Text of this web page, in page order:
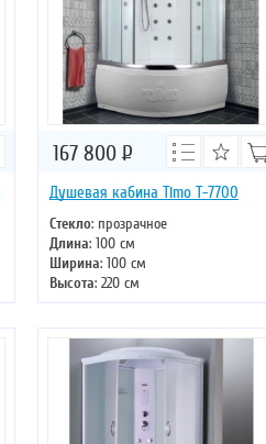
Душевая кабина Timo T-7700
Стекло: прозрачное
Длина: 100 см
Ширина: 100 см
Высота: 220 см
Форма: четверть круга
167 800 Р